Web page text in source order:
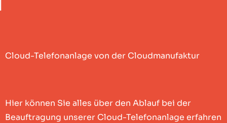
Cloud-Telefonanlage von der Cloudmanufaktur
Hier können Sie alles über den Ablauf bei der
Beauftragung unserer Cloud-Telefonanlage erfahren